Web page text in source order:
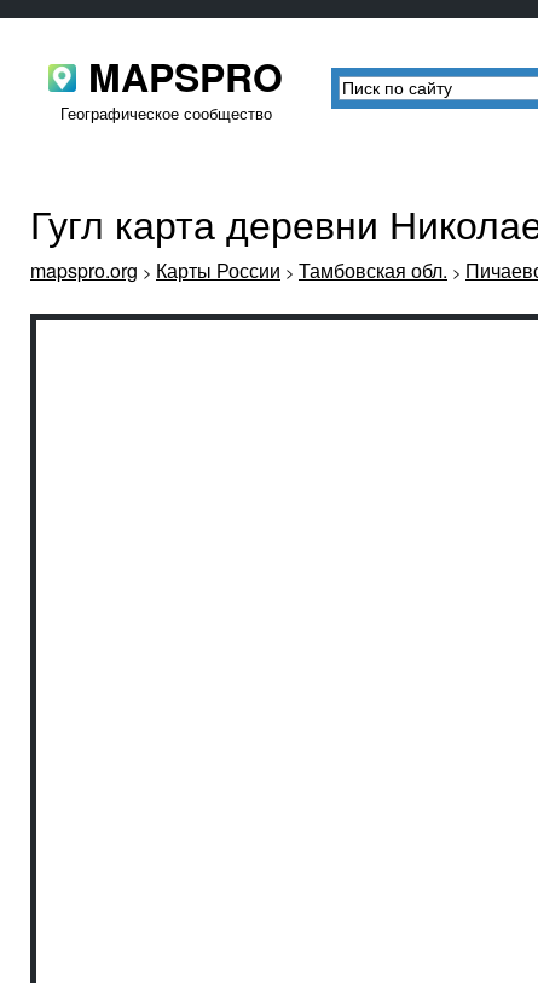
MAPSPRO
Географическое сообщество
Гугл карта деревни
mapspro.org > Карты России > Тамбовская обл. >